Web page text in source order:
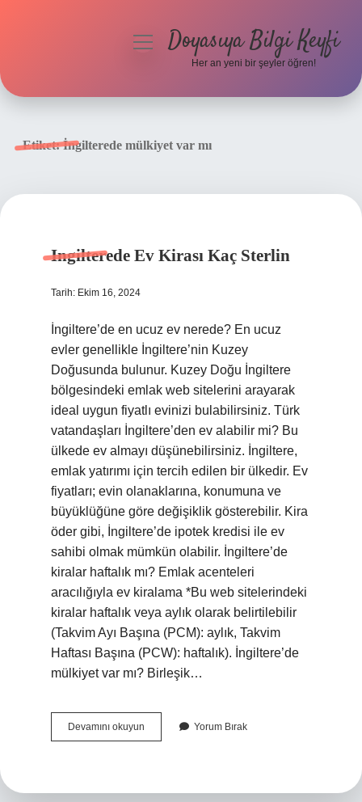
menüyüDoyasıya Bilgi Keyfi
Her an yeni bir şeyler öğren!
Etiket:İngilterede mülkiyet var mı
Ingilterede Ev Kirası Kaç Sterlin
Tarih: Ekim 16, 2024
İngiltere’de en ucuz ev nerede? En ucuz
evler genellikle İngiltere’nin Kuzey
Doğusunda bulunur. Kuzey Doğu İngiltere
bölgesindeki emlak web sitelerini arayarak
ideal uygun fiyatlı evinizi bulabilirsiniz. Türk
vatandaşları İngiltere’den ev alabilir mi? Bu
ülkede ev almayı düşünebilirsiniz. İngiltere,
emlak yatırımı için tercih edilen bir ülkedir. Ev
fiyatları; evin olanaklarına, konumuna ve
büyüklüğüne göre değişiklik gösterebilir. Kira
öder gibi, İngiltere’de ipotek kredisi ile ev
sahibi olmak mümkün olabilir. İngiltere’de
kiralar haftalık mı? Emlak acenteleri
aracılığıyla ev kiralama *Bu web sitelerindeki
kiralar haftalık veya aylık olarak belirtilebilir
(Takvim Ayı Başına (PCM): aylık, Takvim
Haftası Başına (PCW): haftalık). İngiltere’de
mülkiyet var mı? Birleşik…
Devamını okuyun Ingilterede
Ev
Yorum Bırak